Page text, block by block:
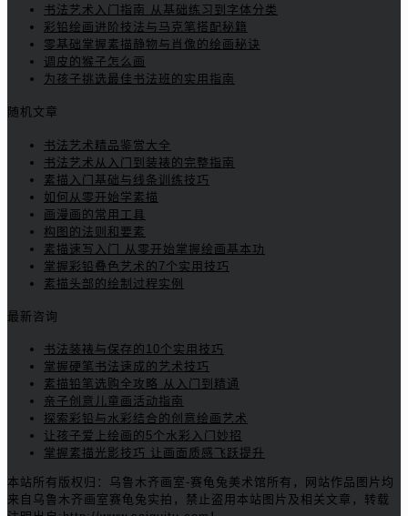
书法艺术入门指南 从基础练习到字体分类
彩铅绘画进阶技法与马克笔搭配秘籍
零基础掌握素描静物与肖像的绘画秘诀
调皮的猴子怎么画
为孩子挑选最佳书法班的实用指南
随机文章
书法艺术精品鉴赏大全
书法艺术从入门到装裱的完整指南
素描入门基础与线条训练技巧
如何从零开始学素描
画漫画的常用工具
构图的法则和要素
素描速写入门 从零开始掌握绘画基本功
掌握彩铅叠色艺术的7个实用技巧
素描头部的绘制过程实例
最新咨询
书法装裱与保存的10个实用技巧
掌握硬笔书法速成的艺术技巧
素描铅笔选购全攻略 从入门到精通
亲子创意儿童画活动指南
探索彩铅与水彩结合的创意绘画艺术
让孩子爱上绘画的5个水彩入门妙招
掌握素描光影技巧 让画面质感飞跃提升
本站所有版权归：乌鲁木齐画室-赛龟兔美术馆所有，网站作品图片均
来自乌鲁木齐画室赛龟兔实拍，禁止盗用本站图片及相关文章，转载